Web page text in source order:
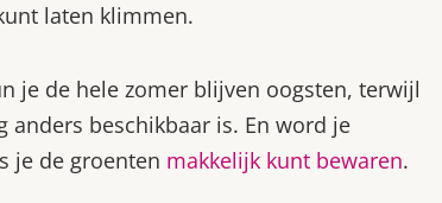
laten klimmen.
je de hele zomer blijven oogsten, terwijl
beschikbaar is. En word je
je de groenten makkelijk kunt bewaren.